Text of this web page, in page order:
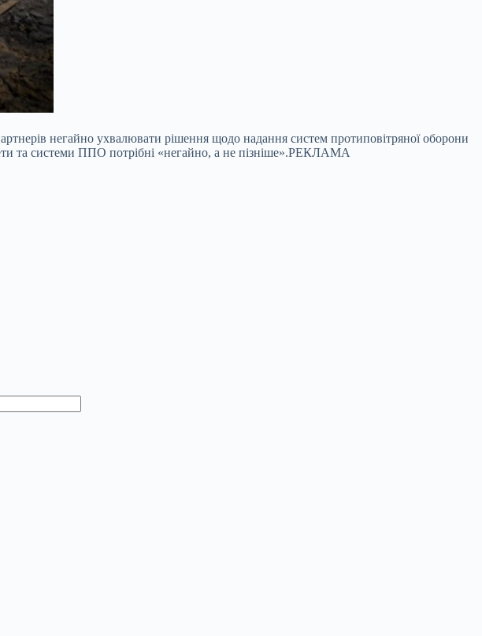
негайно ухвалювати рішення щодо надання систем протиповітряної оборони
та системи ППО потрібні «негайно, а не пізніше».РЕКЛАМА